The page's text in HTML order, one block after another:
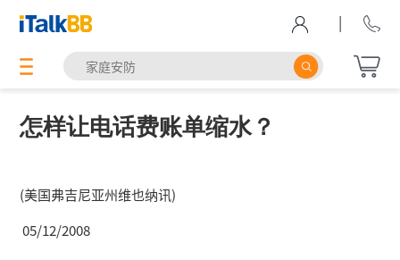
|
怎样让电话费账单缩水？
(美国弗吉尼亚州维也纳讯)
05/12/2008